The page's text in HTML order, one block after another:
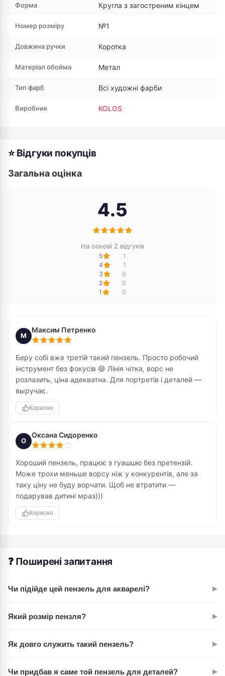
Форма Кругла з загостреним кінцем
Номер розміру №1
Довжина ручки Коротка
Матеріал обойма Метал
Тип фарб Всі художні фарби
Виробник KOLOS
⭐ Відгуки покупців
Загальна оцінка
4.5
На основі 2 відгуків
5
1
4
1
3
0
2
0
1
0
М
Максим Петренко
Беру собі вже третій такий пензель. Просто робочий
інструмент без фокусів 😄 Лінія чітка, ворс не
розлазить, ціна адекватна. Для портретів і деталей —
выручає.
Корисно
О
Оксана Сидоренко
Хороший пензель, працює з гуашшю без претензій.
Може трохи меньше ворсу ніж у конкурентів, але за
таку ціну не буду ворчати. Щоб не втратити —
подарував дитині мраз)))
Корисно
❓ Поширені запитання
Чи підійде цей пензель для акварелі? ▸
акрилом і темперою. Синтетичний ворс витримує всі ці
Який розмір пензля? ▸
ліній, промальовок і деталей. Можна наносити і більш
Як довго служить такий пензель? ▸
Чи придбав я саме той пензель для деталей? ▸